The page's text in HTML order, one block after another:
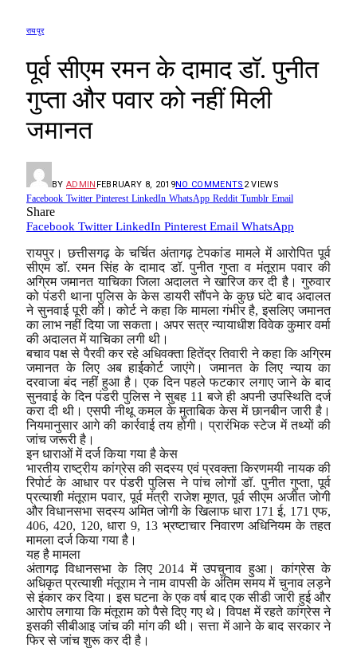
रायपुर
पूर्व सीएम रमन के दामाद डॉ. पुनीत
गुप्ता और पवार को नहीं मिली
जमानत
BY ADMIN FEBRUARY 8, 2019NO COMMENTS 2VIEWS
Facebook Twitter Pinterest LinkedIn WhatsApp Reddit Tumblr Email
Share
Facebook Twitter LinkedIn Pinterest Email WhatsApp
रायपुर। छत्तीसगढ़ के चर्चित अंतागढ़ टेपकांड मामले में आरोपित पूर्व
सीएम डॉ. रमन सिंह के दामाद डॉ. पुनीत गुप्ता व मंतूराम पवार की
अग्रिम जमानत याचिका जिला अदालत ने खारिज कर दी है। गुरुवार
को पंडरी थाना पुलिस के केस डायरी सौंपने के कुछ घंटे बाद अदालत
ने सुनवाई पूरी की। कोर्ट ने कहा कि मामला गंभीर है, इसलिए जमानत
का लाभ नहीं दिया जा सकता। अपर सत्र न्यायाधीश विवेक कुमार वर्मा
की अदालत में याचिका लगी थी।
बचाव पक्ष से पैरवी कर रहे अधिवक्ता हितेंद्र तिवारी ने कहा कि अग्रिम
जमानत के लिए अब हाईकोर्ट जाएंगे। जमानत के लिए न्याय का
दरवाजा बंद नहीं हुआ है। एक दिन पहले फटकार लगाए जाने के बाद
सुनवाई के दिन पंडरी पुलिस ने सुबह 11 बजे ही अपनी उपस्थिति दर्ज
करा दी थी। एसपी नीथू कमल के मुताबिक केस में छानबीन जारी है।
नियमानुसार आगे की कार्रवाई तय होगी। प्रारंभिक स्टेज में तथ्यों की
जांच जरूरी है।
इन धाराओं में दर्ज किया गया है केस
भारतीय राष्ट्रीय कांग्रेस की सदस्य एवं प्रवक्ता किरणमयी नायक की
रिपोर्ट के आधार पर पंडरी पुलिस ने पांच लोगों डॉ. पुनीत गुप्ता, पूर्व
प्रत्याशी मंतूराम पवार, पूर्व मंत्री राजेश मूणत, पूर्व सीएम अजीत जोगी
और विधानसभा सदस्य अमित जोगी के खिलाफ धारा 171 ई, 171 एफ,
406, 420, 120, धारा 9, 13 भ्रष्टाचार निवारण अधिनियम के तहत
मामला दर्ज किया गया है।
यह है मामला
अंतागढ़ विधानसभा के लिए 2014 में उपचुनाव हुआ। कांग्रेस के
अधिकृत प्रत्याशी मंतूराम ने नाम वापसी के अंतिम समय में चुनाव लड़ने
से इंकार कर दिया। इस घटना के एक वर्ष बाद एक सीडी जारी हुई और
आरोप लगाया कि मंतूराम को पैसे दिए गए थे। विपक्ष में रहते कांग्रेस ने
इसकी सीबीआइ जांच की मांग की थी। सत्ता में आने के बाद सरकार ने
फिर से जांच शुरू कर दी है।